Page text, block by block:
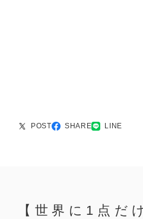
POST SHARE LINE
【世界に1点だ